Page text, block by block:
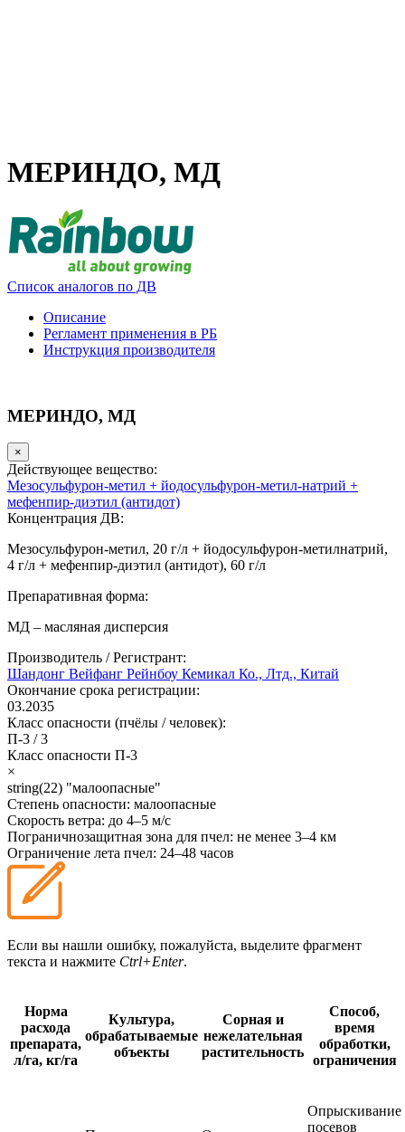
МЕРИНДО, МД
Список аналогов по ДВ
Описание
Регламент применения в РБ
Инструкция производителя
МЕРИНДО, МД
×
Действующее вещество:
Мезосульфурон-метил + йодосульфурон-метил-натрий +
мефенпир-диэтил (антидот)
Концентрация ДВ:
Мезосульфурон-метил, 20 г/л + йодосульфурон-метилнатрий,
4 г/л + мефенпир-диэтил (антидот), 60 г/л
Препаративная форма:
МД – масляная дисперсия
Производитель / Регистрант:
Шандонг Вейфанг Рейнбоу Кемикал Ко., Лтд., Китай
Окончание срока регистрации:
03.2035
Класс опасности (пчёлы / человек):
П-3 /3
Класс опасности П-3
×
string(22) "малоопасные"
Степень опасности: малоопасные
Скорость ветра: до 4–5 м/с
Пограничнозащитная зона для пчел: не менее 3–4 км
Ограничение лета пчел: 24–48 часов
Если вы нашли ошибку, пожалуйста, выделите фрагмент
текста и нажмите Ctrl+Enter.
Норма
расхода
препарата,
л/га, кг/га
Культура,
обрабатываемые
объекты
Сорная и
нежелательная
растительность
Способ,
время
обработки,
ограничения
Опрыскивание
посевов